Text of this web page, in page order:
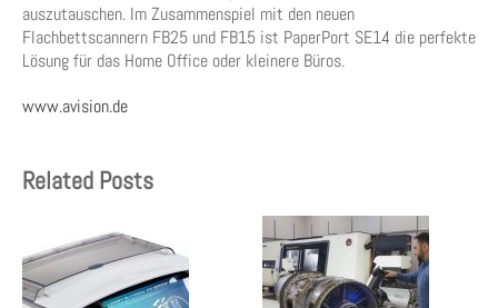
auszutauschen. Im Zusammenspiel mit den neuen
Flachbettscannern FB25 und FB15 ist PaperPort SE14 die perfekte
Lösung für das Home Office oder kleinere Büros.
www.avision.de
Related Posts